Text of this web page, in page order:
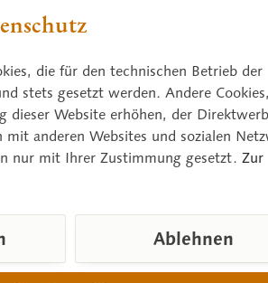
Gewicht
die für den technischen Betrieb der
stets gesetzt werden. Andere
dieser Website erhöhen, der
anderen Websites und sozialen
nur mit Ihrer Zustimmung gesetzt. Zur
Ablehnen